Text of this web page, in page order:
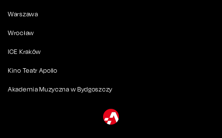
Warszawa
Wrocław
ICE Kraków
Kino Teatr Apollo
Akademia Muzyczna w Bydgoszczy